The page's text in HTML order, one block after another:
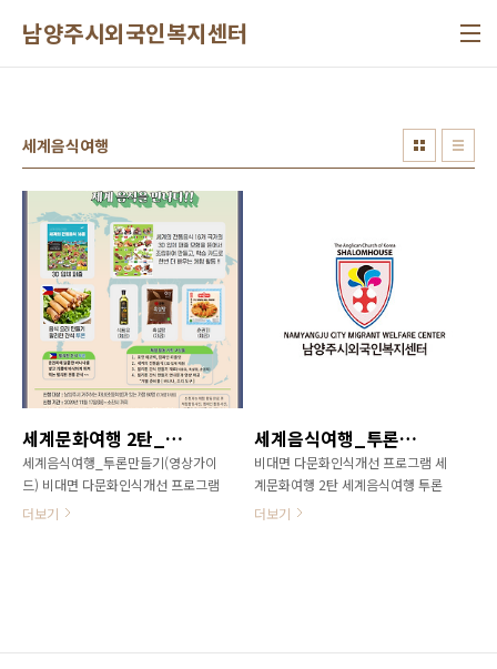
남양주시외국인복지센터
세계음식여행
세계문화여행 2탄_세계음식~신청하세요!
세계음식여행_투론만들기(영상가이
드) 비대면 다문화인식개선 프로그램
세계문화여행 2탄 세계음식여행 투
더보기
세계음식여행_투론만들기(영상가이드)
비대면 다문화인식개선 프로그램 세
계문화여행 2탄 세계음식여행 투론
만들기 가이드 영상입니다. 참고하세
더보기